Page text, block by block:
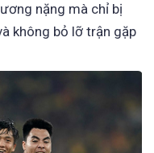
nặng mà chỉ bị
không bỏ lỡ trận gặp